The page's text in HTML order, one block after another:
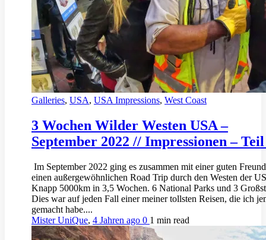
Galleries, USA, USA Impressions, West Coast
3 Wochen Wilder Westen USA –
September 2022 // Impressionen –
Im September 2022 ging es zusammen mit einer guten
einen außergewöhnlichen Road Trip durch den Westen der
Knapp 5000km in 3,5 Wochen. 6 National Parks und 3
Dies war auf jeden Fall einer meiner tollsten Reisen, die ich
gemacht habe....
Mister UniQue, 4 Jahren ago 0 1 min read